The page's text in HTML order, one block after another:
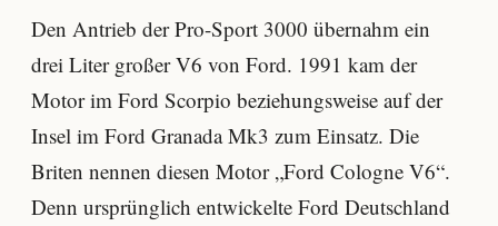
Den Antrieb der Pro-Sport 3000 übernahm ein
drei Liter großer V6 von Ford. 1991 kam der
Motor im Ford Scorpio beziehungsweise auf der
Insel im Ford Granada Mk3 zum Einsatz. Die
Briten nennen diesen Motor „Ford Cologne V6“.
Denn ursprünglich entwickelte Ford Deutschland